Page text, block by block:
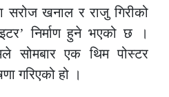
सरोज खनाल र राजु गिरीको
निर्माण हुने भएको छ ।
सोमबार एक थिम पोस्टर
गरिएको हो ।